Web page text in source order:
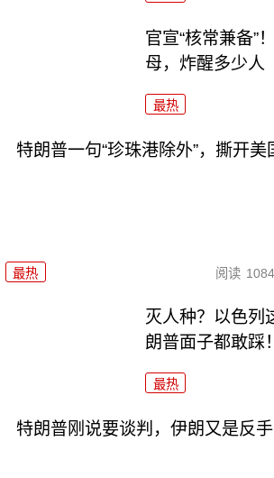
官宣“核常兼备”
母，炸醒多少人
最热
特朗普一句“珍珠港除外”，撕开美
最热 阅读
灭人种？以色列
朗普面子都敢踩！
最热
特朗普刚说要谈判，伊朗又是反手